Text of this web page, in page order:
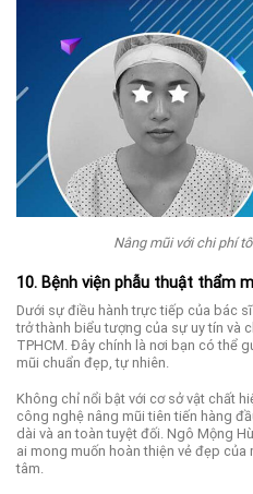
Nâng mũi với chi phí
10. Bệnh viện phẫu thuật thẩm
Dưới sự điều hành trực tiếp của bác
trở thành biểu tượng của sự uy tín và
TPHCM. Đây chính là nơi bạn có thể
mũi chuẩn đẹp, tự nhiên.
Không chỉ nổi bật với cơ sở vật chất
công nghệ nâng mũi tiên tiến hàng
dài và an toàn tuyệt đối. Ngô Mộng
ai mong muốn hoàn thiện vẻ đẹp của
tâm.